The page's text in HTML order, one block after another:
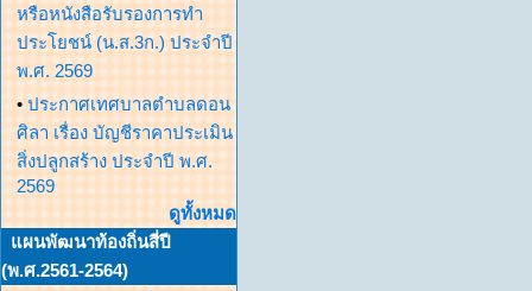
หรือหนังสือรับรองการทำ
ประโยชน์ (น.ส.3ก.) ประจำปี
พ.ศ. 2569
• ประกาศเทศบาลตำบลดอน
ศิลา เรื่อง บัญชีราคาประเมิน
สิ่งปลูกสร้าง ประจำปี พ.ศ.
2569
ดูทั้งหมด
แผนพัฒนาท้องถิ่นสี่ปี
(พ.ศ.2561-2564)